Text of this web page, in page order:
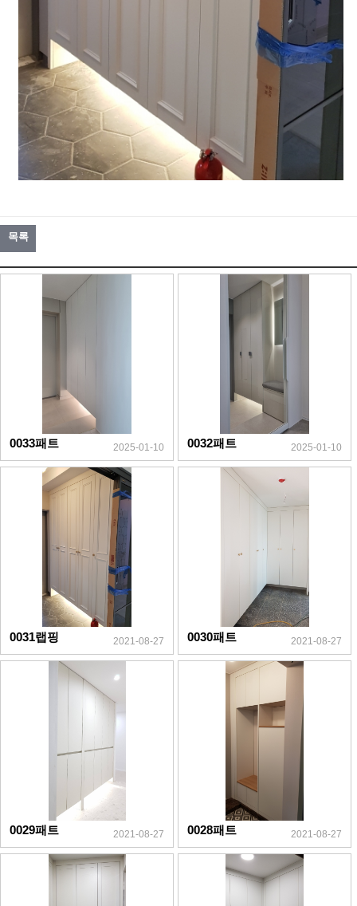
목록
0033패트 2025-01-10 0032패트 2025-01-10
0031랩핑 2021-08-27 0030패트 2021-08-27
0029패트 2021-08-27 0028패트 2021-08-27